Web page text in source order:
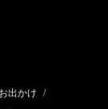
出かけ /